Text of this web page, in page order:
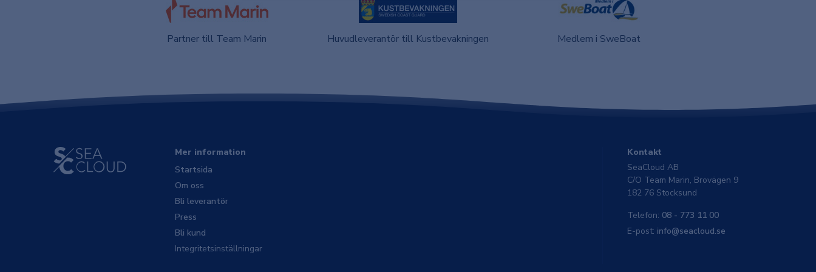
Partner till Team Marin Huvudleverantör till Kustbevakningen Medlem i SweBoat
Mer information
Startsida
Om oss
Bli leverantör
Press
Bli kund
Integritetsinställningar
Kontakt
SeaCloud AB
C/O Team Marin, Brovägen 9
182 76 Stocksund
Telefon: 08 - 773 11 00
E-post: info@seacloud.se